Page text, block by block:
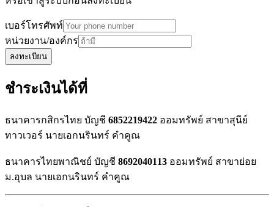
เบอร์โทรศัพท์
หน่วยงาน/องค์กร
ลงทะเบียน
ชำระเงินได้ที่
ธนาคารกสิกรไทย บัญชี 6852219422 ออมทรัพย์ สาขาสุนีย์
ทาวเวอร์ นายเอกนรินทร์ คำคูณ
ธนาคารไทยพาณิชย์ บัญชี 8692040113 ออมทรัพย์ สาขาย่อย
ม.อุบล นายเอกนรินทร์ คำคูณ